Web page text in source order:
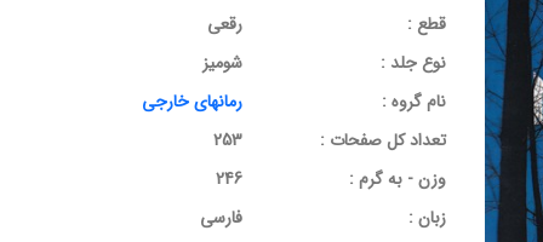
قطع :
رقعی
نوع جلد :
شومیز
نام گروه :
رمانهای خارجی
تعداد کل صفحات :
253
وزن - به گرم :
246
زبان :
فارسی